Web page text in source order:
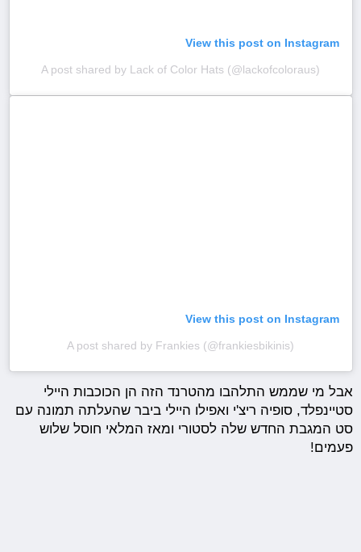
View this post on Instagram
A post shared by Lack of Color Hats (@lackofcoloraus)
View this post on Instagram
A post shared by Frankies (@frankiesbikinis)
אבל מי שממש התלהבו מהטרנד הזה הן הכוכבות היילי
סטיינפלד, סופיה ריצ'י ואפילו היילי ביבר שהעלתה תמונה עם
סט המגבת החדש שלה לסטורי ומאז המלאי חוסל שלוש
פעמים!